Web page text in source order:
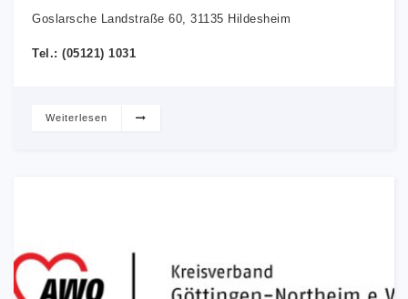
Goslarsche Landstraße 60, 31135 Hildesheim
Tel.: (05121) 1031
Weiterlesen